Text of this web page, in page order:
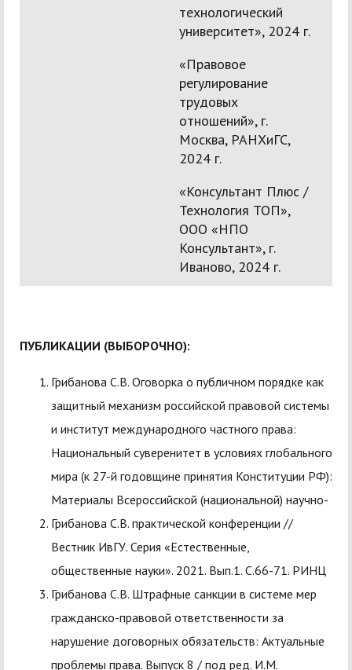
технологический
университет», 2024 г.
«Правовое
регулирование
трудовых
отношений», г.
Москва, РАНХиГС,
2024 г.
«Консультант Плюс /
Технология ТОП»,
ООО «НПО
Консультант», г.
Иваново, 2024 г.
ПУБЛИКАЦИИ (ВЫБОРОЧНО):
Грибанова С.В. Оговорка о публичном порядке как
защитный механизм российской правовой системы
и институт международного частного права:
Национальный суверенитет в условиях глобального
мира (к 27-й годовщине принятия Конституции РФ):
Материалы Всероссийской (национальной) научно-
Грибанова С.В. практической конференции //
Вестник ИвГУ. Серия «Естественные,
общественные науки». 2021. Вып.1. С.66-71. РИНЦ
Грибанова С.В. Штрафные санкции в системе мер
гражданско-правовой ответственности за
нарушение договорных обязательств: Актуальные
проблемы права. Выпуск 8 / под ред. И.М.